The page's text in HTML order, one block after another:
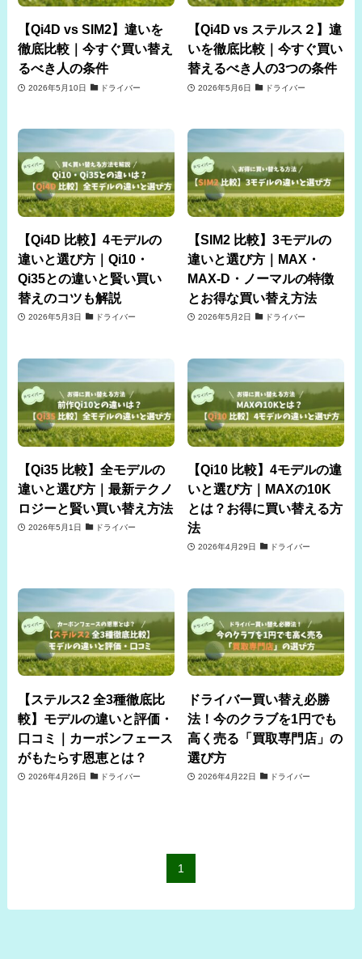
【Qi4D vs SIM2】違いを
徹底比較｜今すぐ買い替え
るべき人の条件
2026年5月10日 ドライバー
【Qi4D vs ステルス２】違
いを徹底比較｜今すぐ買い
替えるべき人の3つの条件
2026年5月6日 ドライバー
【Qi4D 比較】4モデルの
違いと選び方｜Qi10・
Qi35との違いと賢い買い
替えのコツも解説
2026年5月3日 ドライバー
【SIM2 比較】3モデルの
違いと選び方｜MAX・
MAX-D・ノーマルの特徴
とお得な買い替え方法
2026年5月2日 ドライバー
【Qi35 比較】全モデルの
違いと選び方｜最新テクノ
ロジーと賢い買い替え方法
2026年5月1日 ドライバー
【Qi10 比較】4モデルの違
いと選び方｜MAXの10K
とは？お得に買い替える方
法
2026年4月29日 ドライバー
【ステルス2 全3種徹底比
較】モデルの違いと評価・
口コミ｜カーボンフェース
がもたらす恩恵とは？
2026年4月26日 ドライバー
ドライバー買い替え必勝
法！今のクラブを1円でも
高く売る「買取専門店」の
選び方
2026年4月22日 ドライバー
1